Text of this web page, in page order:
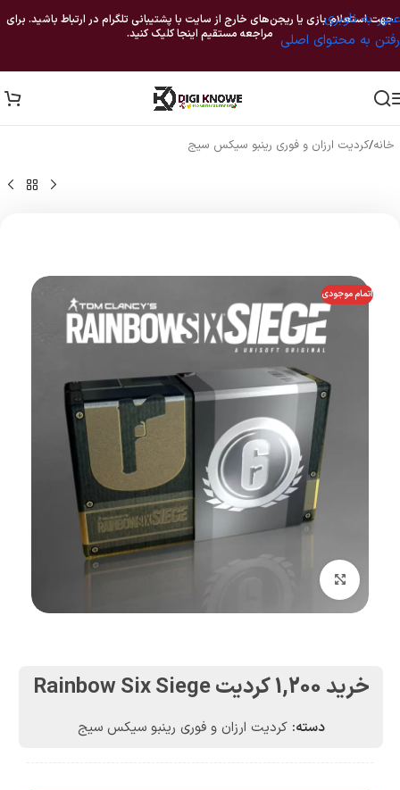
عبور به ناوبری
رفتن به محتوای اصلی
جهت استعلام بازی یا ریجن‌های خارج از سایت با پشتیبانی تلگرام در ارتباط باشید. برای
مراجعه مستقیم اینجا کلیک کنید.
خانه/کردیت ارزان و فوری رینبو سیکس سیج
اتمام موجودی
بزرگنمایی تصویر
خرید 1,200 کردیت Rainbow Six Siege
دسته: کردیت ارزان و فوری رینبو سیکس سیج